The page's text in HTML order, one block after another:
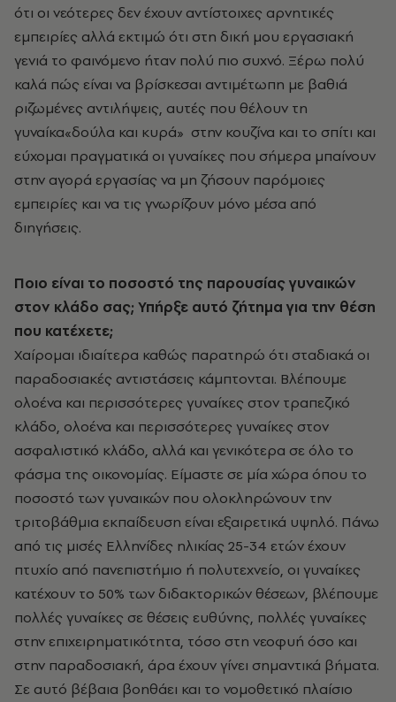
ότι οι νεότερες δεν έχουν αντίστοιχες αρνητικές
εμπειρίες αλλά εκτιμώ ότι στη δική μου εργασιακή
γενιά το φαινόμενο ήταν πολύ πιο συχνό. Ξέρω πολύ
καλά πώς είναι να βρίσκεσαι αντιμέτωπη με βαθιά
ριζωμένες αντιλήψεις, αυτές που θέλουν τη
γυναίκα«δούλα και κυρά» στην κουζίνα και το σπίτι και
εύχομαι πραγματικά οι γυναίκες που σήμερα μπαίνουν
στην αγορά εργασίας να μη ζήσουν παρόμοιες
εμπειρίες και να τις γνωρίζουν μόνο μέσα από
διηγήσεις.
Ποιο είναι το ποσοστό της παρουσίας γυναικών
στον κλάδο σας; Υπήρξε αυτό ζήτημα για την θέση
που κατέχετε;
Χαίρομαι ιδιαίτερα καθώς παρατηρώ ότι σταδιακά οι
παραδοσιακές αντιστάσεις κάμπτονται. Βλέπουμε
ολοένα και περισσότερες γυναίκες στον τραπεζικό
κλάδο, ολοένα και περισσότερες γυναίκες στον
ασφαλιστικό κλάδο, αλλά και γενικότερα σε όλο το
φάσμα της οικονομίας. Είμαστε σε μία χώρα όπου το
ποσοστό των γυναικών που ολοκληρώνουν την
τριτοβάθμια εκπαίδευση είναι εξαιρετικά υψηλό. Πάνω
από τις μισές Ελληνίδες ηλικίας 25-34 ετών έχουν
πτυχίο από πανεπιστήμιο ή πολυτεχνείο, οι γυναίκες
κατέχουν το 50% των διδακτορικών θέσεων, βλέπουμε
πολλές γυναίκες σε θέσεις ευθύνης, πολλές γυναίκες
στην επιχειρηματικότητα, τόσο στη νεοφυή όσο και
στην παραδοσιακή, άρα έχουν γίνει σημαντικά βήματα.
Σε αυτό βέβαια βοηθάει και το νομοθετικό πλαίσιο